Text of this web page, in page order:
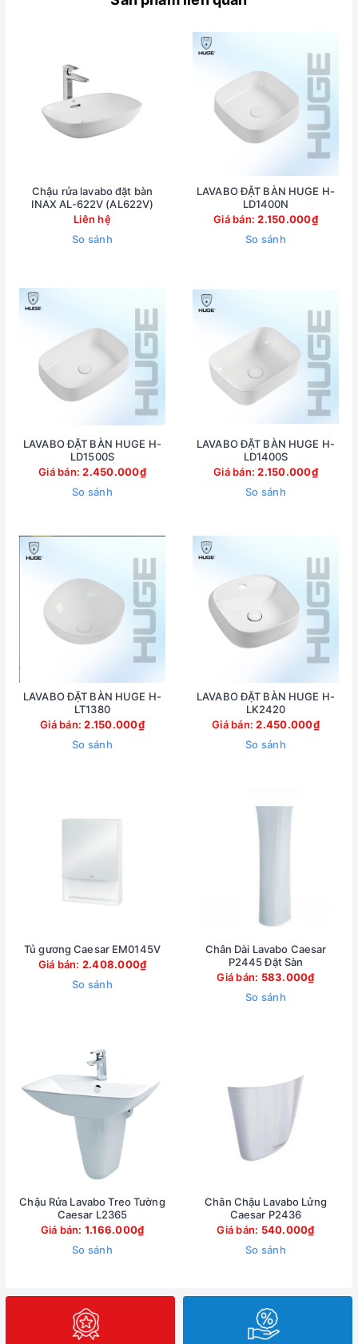
Chậu rửa lavabo đặt bàn
INAX AL-622V (AL622V)
Liên hệ
So sánh
LAVABO ĐẶT BÀN HUGE H-
LD1400N
Giá bán:2.150.000₫
So sánh
LAVABO ĐẶT BÀN HUGE H-
LD1500S
Giá bán:2.450.000₫
So sánh
LAVABO ĐẶT BÀN HUGE H-
LD1400S
Giá bán:2.150.000₫
So sánh
LAVABO ĐẶT BÀN HUGE H-
LT1380
Giá bán:2.150.000₫
So sánh
LAVABO ĐẶT BÀN HUGE H-
LK2420
Giá bán:2.450.000₫
So sánh
Tủ gương Caesar EM0145V
Giá bán: 2.408.000₫
So sánh
Chân Dài Lavabo Caesar
P2445 Đặt Sàn
Giá bán: 583.000₫
So sánh
Chậu Rửa Lavabo Treo Tường
Caesar L2365
Giá bán: 1.166.000₫
So sánh
Chân Chậu Lavabo Lửng
Caesar P2436
Giá bán: 540.000₫
So sánh